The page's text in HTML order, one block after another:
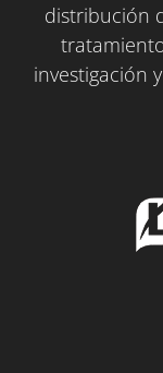
distribución
investigación